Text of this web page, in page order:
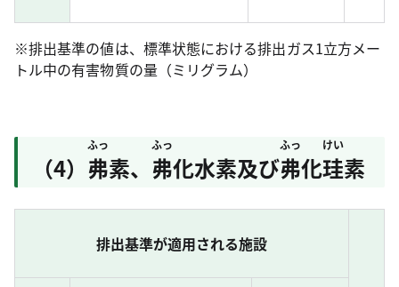
※排出基準の値は、標準状態における排出ガス1立方メー
トル中の有害物質の量（ミリグラム）
（4） 弗
ふっ
素、 弗
ふっ
化水素及び弗
ふっ
化珪
けい
素
排出基準が適用される施設